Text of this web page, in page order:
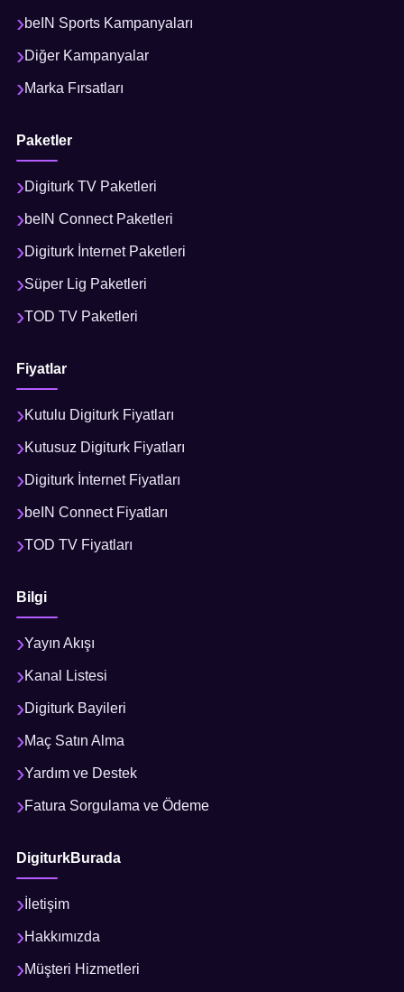
beIN Sports Kampanyaları
Diğer Kampanyalar
Marka Fırsatları
Paketler
Digiturk TV Paketleri
beIN Connect Paketleri
Digiturk İnternet Paketleri
Süper Lig Paketleri
TOD TV Paketleri
Fiyatlar
Kutulu Digiturk Fiyatları
Kutusuz Digiturk Fiyatları
Digiturk İnternet Fiyatları
beIN Connect Fiyatları
TOD TV Fiyatları
Bilgi
Yayın Akışı
Kanal Listesi
Digiturk Bayileri
Maç Satın Alma
Yardım ve Destek
Fatura Sorgulama ve Ödeme
DigiturkBurada
İletişim
Hakkımızda
Müşteri Hizmetleri